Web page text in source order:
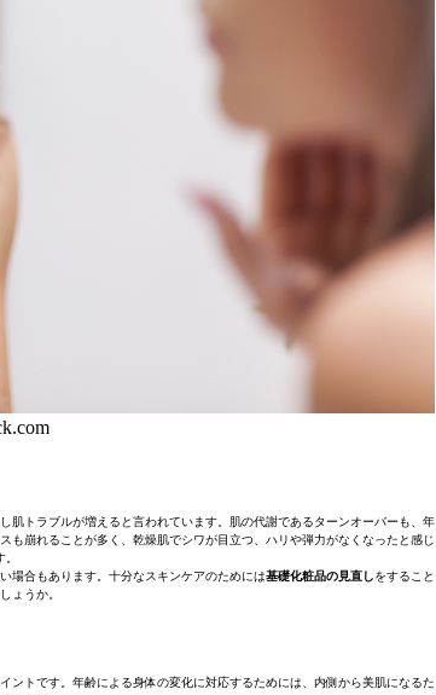
肌トラブルが増えると言われています。肌の代謝であるターンオーバーも、年
も崩れることが多く、乾燥肌でシワが目立つ、ハリや弾力がなくなったと感じ
場合もあります。十分なスキンケアのためには基礎化粧品の見直しをすること
ょうか。
ントです。年齢による身体の変化に対応するためには、内側から美肌になるた